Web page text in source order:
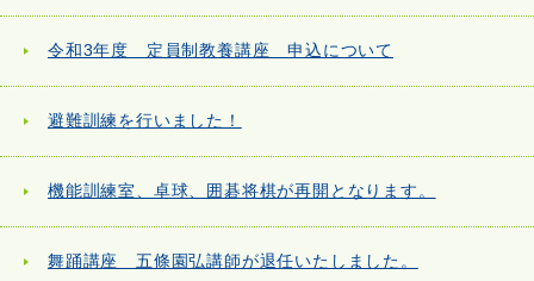
令和3年度 定員制教養講座 申込について
避難訓練を行いました！
機能訓練室、卓球、囲碁将棋が再開となります。
舞踊講座 五條園弘講師が退任いたしました。